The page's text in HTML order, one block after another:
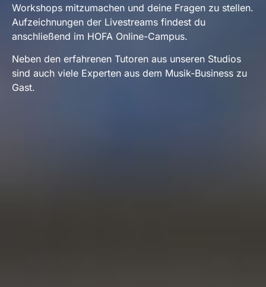
Workshops mitzumachen und deine Fragen zu stellen.
Aufzeichnungen der Livestreams findest du
anschließend im HOFA Online-Campus.
Neben den erfahrenen Tutoren aus unseren Studios
sind auch viele Experten aus dem Musik-Business zu
Gast.